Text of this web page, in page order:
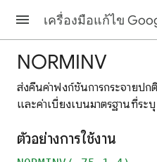
NORMINV
ส่งคืนค่าฟังก์ชันการกระจายป
และค่าเบี่ยงเบนมาตรฐานที่ระบุ
ตัวอย่างการใช้งาน